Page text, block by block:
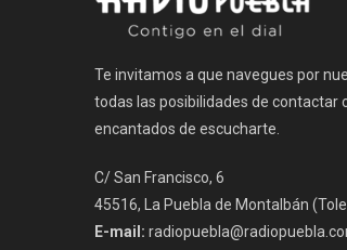
Te invitamos a que navegues por
todas las posibilidades de contactar
encantados de escucharte.
C/ San Francisco, 6
45516, La Puebla de Montalbán
E-mail: